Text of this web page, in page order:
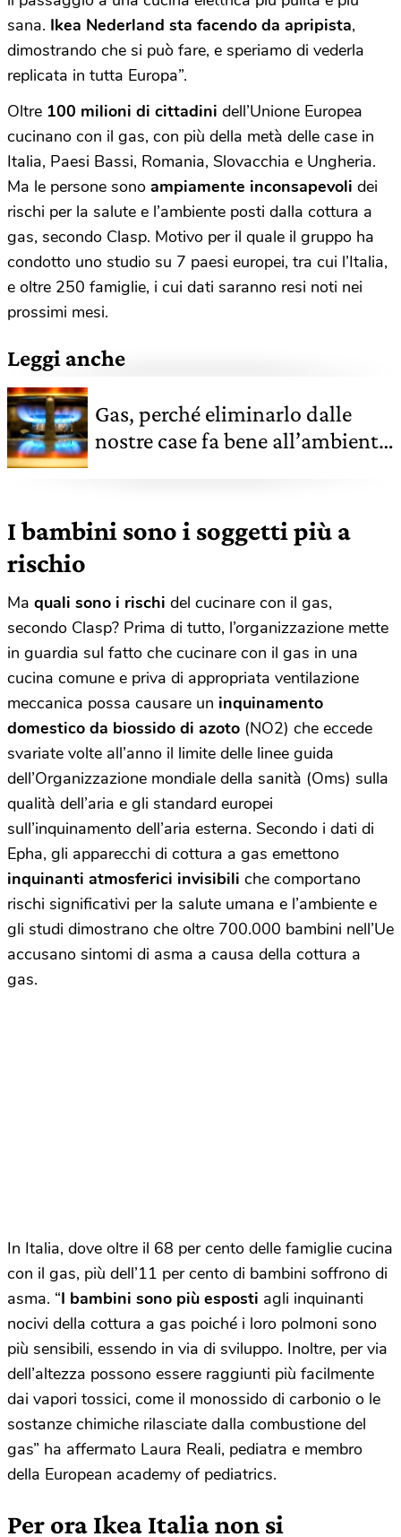
sana. Ikea Nederland sta facendo da apripista,
dimostrando che si può fare, e speriamo di vederla
replicata in tutta Europa”.
Oltre 100 milioni di cittadini dell’Unione Europea
cucinano con il gas, con più della metà delle case in
Italia, Paesi Bassi, Romania, Slovacchia e Ungheria.
Ma le persone sono ampiamente inconsapevoli dei
rischi per la salute e l’ambiente posti dalla cottura a
gas, secondo Clasp. Motivo per il quale il gruppo ha
condotto uno studio su 7 paesi europei, tra cui l’Italia,
e oltre 250 famiglie, i cui dati saranno resi noti nei
prossimi mesi.
Leggi anche
Gas, perché eliminarlo dalle
nostre case fa bene all’ambiente
I bambini sono i soggetti più a
rischio
Ma quali sono i rischi del cucinare con il gas,
secondo Clasp? Prima di tutto, l’organizzazione mette
in guardia sul fatto che cucinare con il gas in una
cucina comune e priva di appropriata ventilazione
meccanica possa causare un inquinamento
domestico da biossido di azoto (NO2) che eccede
svariate volte all’anno il limite delle linee guida
dell’Organizzazione mondiale della sanità (Oms) sulla
qualità dell’aria e gli standard europei
sull’inquinamento dell’aria esterna. Secondo i dati di
Epha, gli apparecchi di cottura a gas emettono
inquinanti atmosferici invisibili che comportano
rischi significativi per la salute umana e l’ambiente e
gli studi dimostrano che oltre 700.000 bambini nell’Ue
accusano sintomi di asma a causa della cottura a
gas.
In Italia, dove oltre il 68 per cento delle famiglie cucina
con il gas, più dell’11 per cento di bambini soffrono di
asma. “I bambini sono più esposti agli inquinanti
nocivi della cottura a gas poiché i loro polmoni sono
più sensibili, essendo in via di sviluppo. Inoltre, per via
dell’altezza possono essere raggiunti più facilmente
dai vapori tossici, come il monossido di carbonio o le
sostanze chimiche rilasciate dalla combustione del
gas” ha affermato Laura Reali, pediatra e membro
della European academy of pediatrics.
Per ora Ikea Italia non si